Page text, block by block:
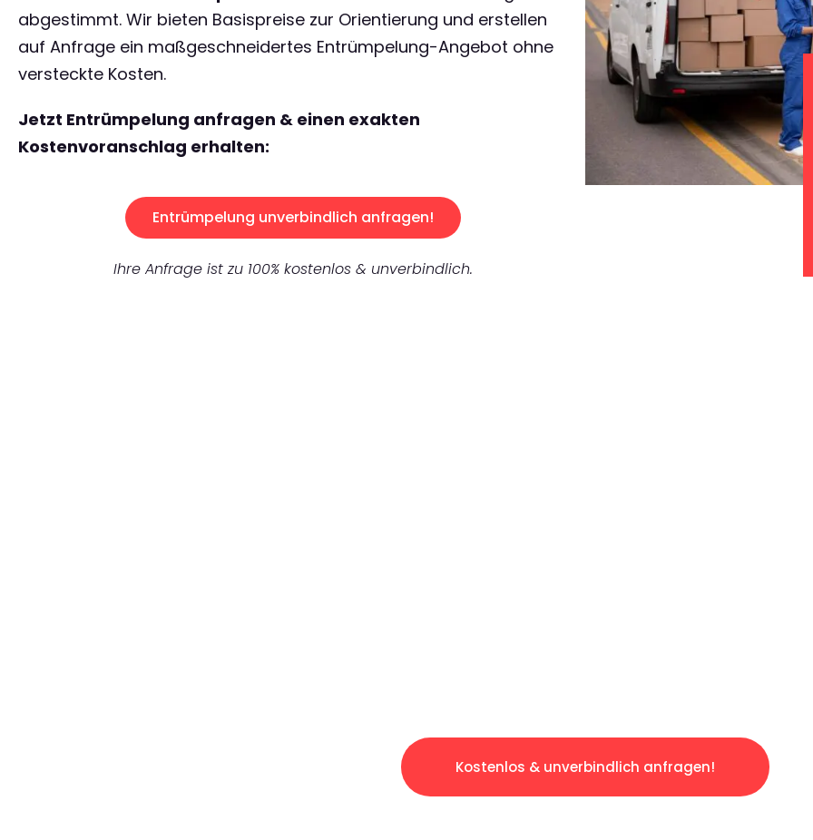
abgestimmt. Wir bieten Basispreise zur Orientierung und erstellen
auf Anfrage ein maßgeschneidertes Entrümpelung-Angebot ohne
versteckte Kosten.
Jetzt Entrümpelung anfragen & einen exakten
Kostenvoranschlag erhalten:
Entrümpelung unverbindlich anfragen!
Ihre Anfrage ist zu 100% kostenlos & unverbindlich.
Kostenlos & unverbindlich anfragen!